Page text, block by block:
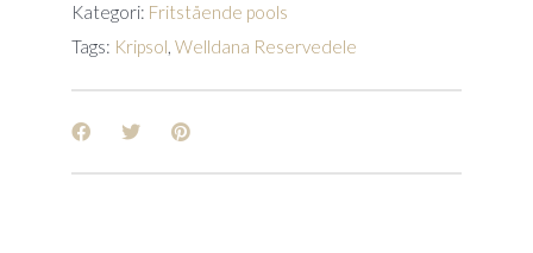
Kategori: Fritstående pools
Tags: Kripsol Welldana Reservedele